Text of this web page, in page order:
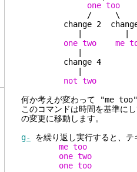
one too
/ \
change 2
one two me
change 4
not two
何か考えが変わって "me
このコマンドは時間を基準に
の変更に移動します。
g-
を繰り返し実行すると、
me too
one two
one too